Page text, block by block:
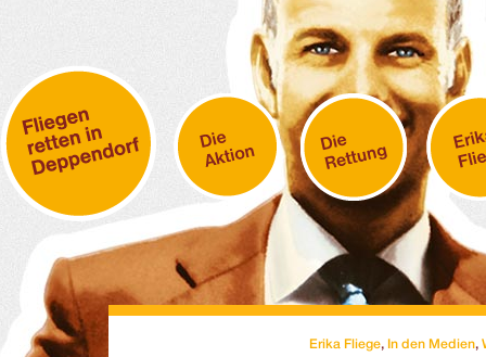
Erika Fliege, In den Medien,